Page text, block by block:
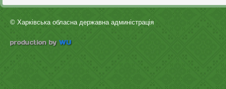
© Харківська обласна державна админістрація